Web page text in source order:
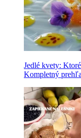
Jedlé kvety:
Kompletný